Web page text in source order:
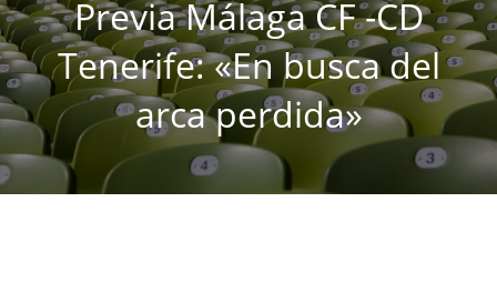
Previa Málaga CF -CD
Tenerife: «En busca del
arca perdida»